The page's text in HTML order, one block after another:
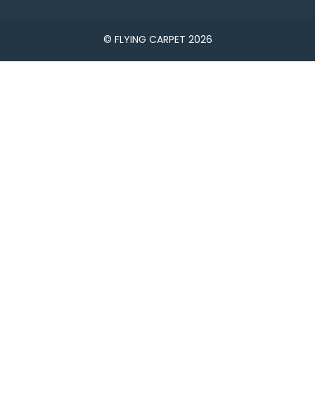
© FLYING CARPET 2026